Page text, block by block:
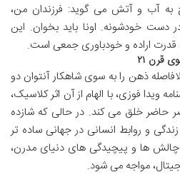
به آب و آتش می گوید: فرزندان من،
خودشونه. اونا باید بخوان. این
قدرت اراده و خودباوری جمعی است.
قرن ۲۱
کوچولوی قرن ۲۱» بلافاصله ذهن را به سوی شاهکار آنتوان دو
ویدا فوزی، با الهام از آن اثر کلاسیک،
حاضر خلق می کند. در حالی که شازده
و روابط انسانی در جهانی ساده تر
شازده کوچولوی قرن ۲۱ با چالش ها و پیچیدگی های دنیای مدرن،
مواجه می شود.